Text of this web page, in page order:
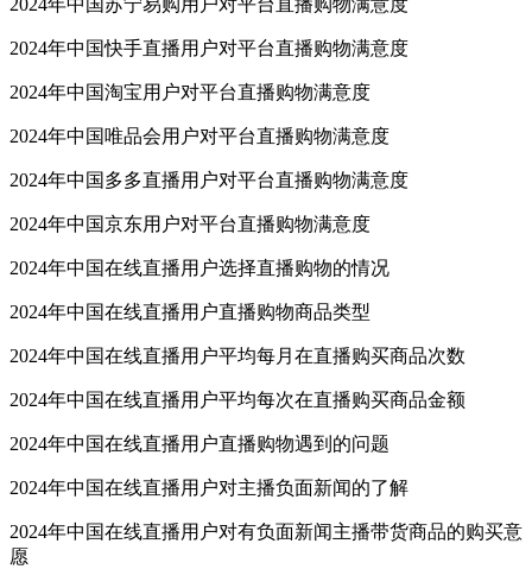
2024年中国苏宁易购用户对平台直播购物满意度
2024年中国快手直播用户对平台直播购物满意度
2024年中国淘宝用户对平台直播购物满意度
2024年中国唯品会用户对平台直播购物满意度
2024年中国多多直播用户对平台直播购物满意度
2024年中国京东用户对平台直播购物满意度
2024年中国在线直播用户选择直播购物的情况
2024年中国在线直播用户直播购物商品类型
2024年中国在线直播用户平均每月在直播购买商品次数
2024年中国在线直播用户平均每次在直播购买商品金额
2024年中国在线直播用户直播购物遇到的问题
2024年中国在线直播用户对主播负面新闻的了解
2024年中国在线直播用户对有负面新闻主播带货商品的购买意
愿